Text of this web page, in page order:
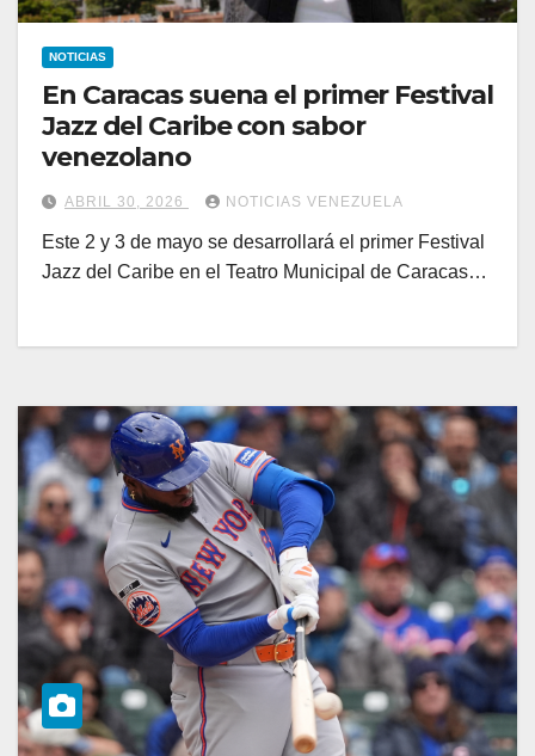
NOTICIAS
En Caracas suena el primer Festival
Jazz del Caribe con sabor
venezolano
ABRIL 30, 2026 NOTICIAS VENEZUELA
Este 2 y 3 de mayo se desarrollará el primer Festival
Jazz del Caribe en el Teatro Municipal de Caracas…